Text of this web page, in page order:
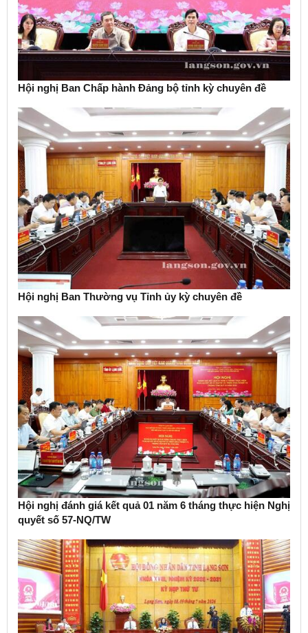
Hội nghị Ban Chấp hành Đảng bộ tỉnh kỳ chuyên đề
Hội nghị Ban Thường vụ Tỉnh ủy kỳ chuyên đề
Hội nghị đánh giá kết quả 01 năm 6 tháng thực hiện Nghị
quyết số 57-NQ/TW